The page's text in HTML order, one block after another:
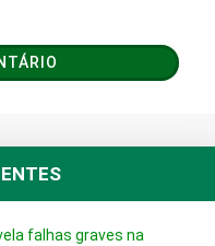
falhas graves na